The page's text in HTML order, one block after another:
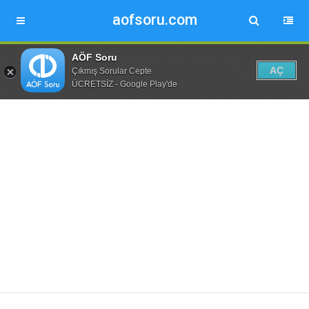
aofsoru.com
AÖF Soru
Çıkmış Sorular Cepte
ÜCRETSİZ - Google Play'de
AÇ